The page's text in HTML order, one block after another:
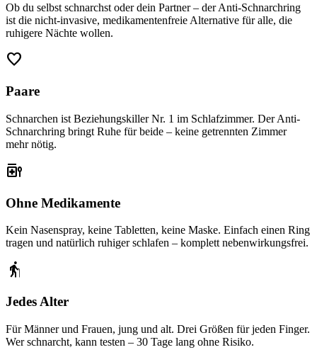
Ob du selbst schnarchst oder dein Partner – der Anti-Schnarchring
ist die nicht-invasive, medikamentenfreie Alternative für alle, die
ruhigere Nächte wollen.
favorite
Paare
Schnarchen ist Beziehungskiller Nr. 1 im Schlafzimmer. Der Anti-
Schnarchring bringt Ruhe für beide – keine getrennten Zimmer
mehr nötig.
medication_liquid
Ohne Medikamente
Kein Nasenspray, keine Tabletten, keine Maske. Einfach einen Ring
tragen und natürlich ruhiger schlafen – komplett nebenwirkungsfrei.
elderly
Jedes Alter
Für Männer und Frauen, jung und alt. Drei Größen für jeden Finger.
Wer schnarcht, kann testen – 30 Tage lang ohne Risiko.